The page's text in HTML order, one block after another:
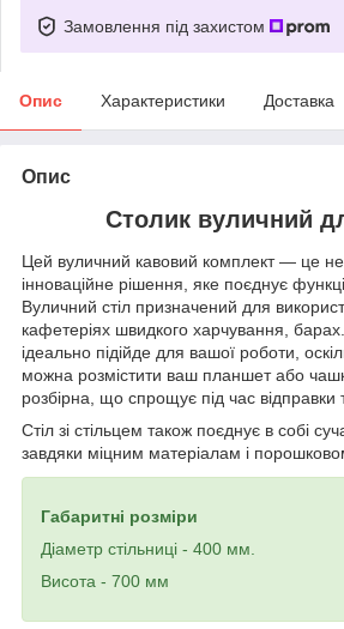
Замовлення під захистом
Опис Характеристики Доставка
Опис
Столик вуличний
Цей вуличний кавовий комплект — це
інноваційне рішення, яке поєднує
Вуличний стіл призначений для
кафетеріях швидкого харчування,
ідеально підійде для вашої роботи,
можна розмістити ваш планшет або
розбірна, що спрощує під час відправки
Стіл зі стільцем також поєднує в собі
завдяки міцним матеріалам і
Габаритні розміри
Діаметр стільниці - 400 мм.
Висота - 700 мм